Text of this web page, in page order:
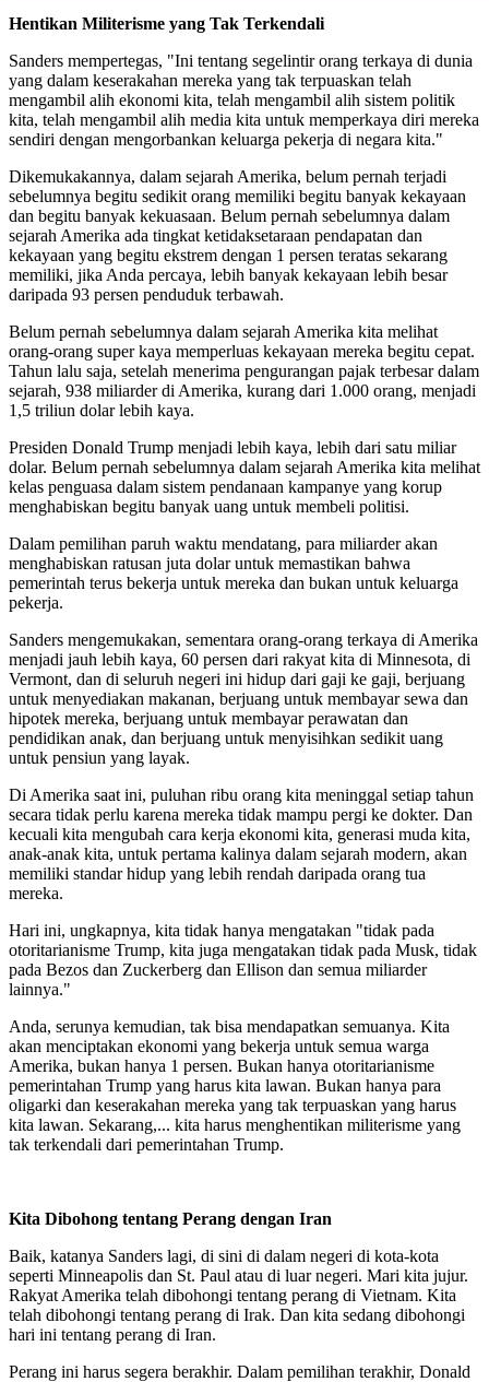
Hentikan Militerisme yang Tak Terkendali
Sanders mempertegas, "Ini tentang segelintir orang terkaya di dunia
yang dalam keserakahan mereka yang tak terpuaskan telah
mengambil alih ekonomi kita, telah mengambil alih sistem politik
kita, telah mengambil alih media kita untuk memperkaya diri mereka
sendiri dengan mengorbankan keluarga pekerja di negara kita."
Dikemukakannya, dalam sejarah Amerika, belum pernah terjadi
sebelumnya begitu sedikit orang memiliki begitu banyak kekayaan
dan begitu banyak kekuasaan. Belum pernah sebelumnya dalam
sejarah Amerika ada tingkat ketidaksetaraan pendapatan dan
kekayaan yang begitu ekstrem dengan 1 persen teratas sekarang
memiliki, jika Anda percaya, lebih banyak kekayaan lebih besar
daripada 93 persen penduduk terbawah.
Belum pernah sebelumnya dalam sejarah Amerika kita melihat
orang-orang super kaya memperluas kekayaan mereka begitu cepat.
Tahun lalu saja, setelah menerima pengurangan pajak terbesar dalam
sejarah, 938 miliarder di Amerika, kurang dari 1.000 orang, menjadi
1,5 triliun dolar lebih kaya.
Presiden Donald Trump menjadi lebih kaya, lebih dari satu miliar
dolar. Belum pernah sebelumnya dalam sejarah Amerika kita melihat
kelas penguasa dalam sistem pendanaan kampanye yang korup
menghabiskan begitu banyak uang untuk membeli politisi.
Dalam pemilihan paruh waktu mendatang, para miliarder akan
menghabiskan ratusan juta dolar untuk memastikan bahwa
pemerintah terus bekerja untuk mereka dan bukan untuk keluarga
pekerja.
Sanders mengemukakan, sementara orang-orang terkaya di Amerika
menjadi jauh lebih kaya, 60 persen dari rakyat kita di Minnesota, di
Vermont, dan di seluruh negeri ini hidup dari gaji ke gaji, berjuang
untuk menyediakan makanan, berjuang untuk membayar sewa dan
hipotek mereka, berjuang untuk membayar perawatan dan
pendidikan anak, dan berjuang untuk menyisihkan sedikit uang
untuk pensiun yang layak.
Di Amerika saat ini, puluhan ribu orang kita meninggal setiap tahun
secara tidak perlu karena mereka tidak mampu pergi ke dokter. Dan
kecuali kita mengubah cara kerja ekonomi kita, generasi muda kita,
anak-anak kita, untuk pertama kalinya dalam sejarah modern, akan
memiliki standar hidup yang lebih rendah daripada orang tua
mereka.
Hari ini, ungkapnya, kita tidak hanya mengatakan "tidak pada
otoritarianisme Trump, kita juga mengatakan tidak pada Musk, tidak
pada Bezos dan Zuckerberg dan Ellison dan semua miliarder
lainnya."
Anda, serunya kemudian, tak bisa mendapatkan semuanya. Kita
akan menciptakan ekonomi yang bekerja untuk semua warga
Amerika, bukan hanya 1 persen. Bukan hanya otoritarianisme
pemerintahan Trump yang harus kita lawan. Bukan hanya para
oligarki dan keserakahan mereka yang tak terpuaskan yang harus
kita lawan. Sekarang,... kita harus menghentikan militerisme yang
tak terkendali dari pemerintahan Trump.
Kita Dibohong tentang Perang dengan Iran
Baik, katanya Sanders lagi, di sini di dalam negeri di kota-kota
seperti Minneapolis dan St. Paul atau di luar negeri. Mari kita jujur.
Rakyat Amerika telah dibohongi tentang perang di Vietnam. Kita
telah dibohongi tentang perang di Irak. Dan kita sedang dibohongi
hari ini tentang perang di Iran.
Perang ini harus segera berakhir. Dalam pemilihan terakhir, Donald